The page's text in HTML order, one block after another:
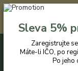
Registrovaným
IČO, po registraci
získáte
+420 774 544 973
Sleva 5%
Zaregistrujte
Máte-li IČO, po
Po jeho